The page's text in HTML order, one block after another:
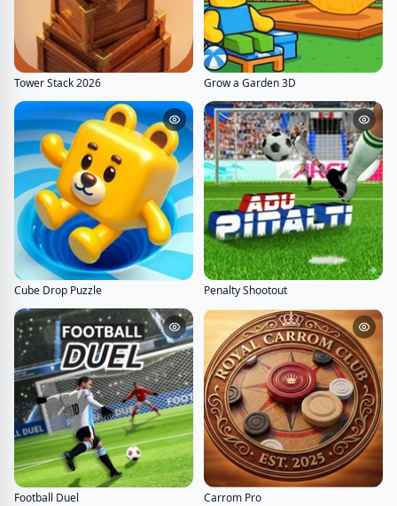
Tower Stack 2026 Grow a Garden 3D
Cube Drop Puzzle Penalty Shootout
Football Duel Carrom Pro